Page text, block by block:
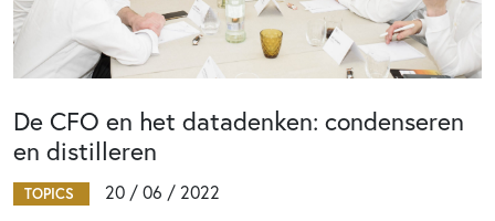
De CFO en het datadenken: condenseren
en distilleren
TOPICS 20 / 06 / 2022